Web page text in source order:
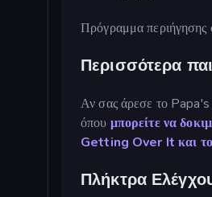
Πρόγραμμα περιήγησης
Περισσότερα
Αν σας άρεσε το Papa's
όπου μπορείτε να
Getting Over It και
Πλήκτρα